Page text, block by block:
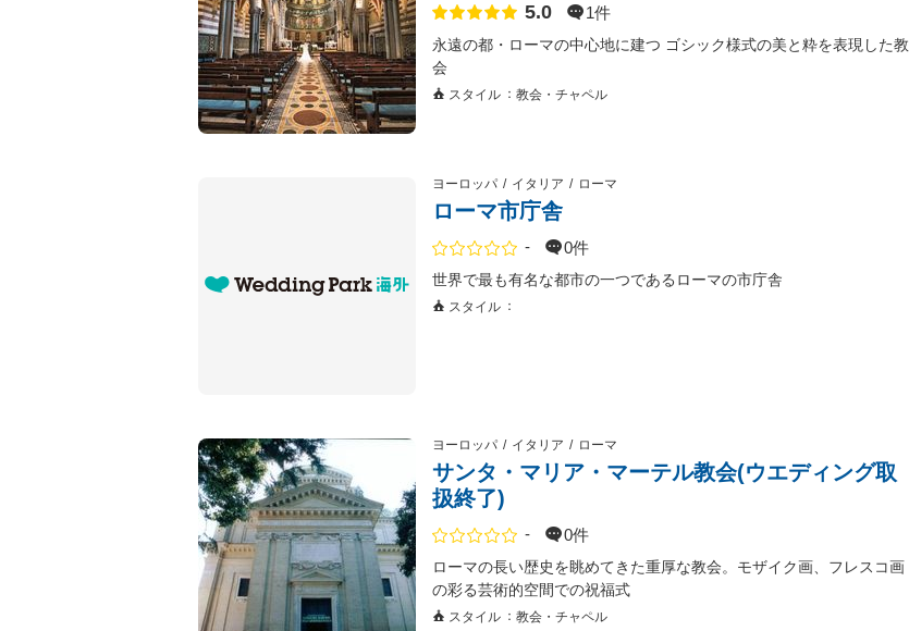
点数
5.0 1件
永遠の都・ローマの中心地に建つ ゴシック様式の美と粋を表現した教
会
スタイル 教会・チャペル
ヨーロッパ イタリア ローマ
ローマ市庁舎
点数
- 0件
世界で最も有名な都市の一つであるローマの市庁舎
スタイル
ヨーロッパ イタリア ローマ
サンタ・マリア・マーテル教会(ウエディング取
扱終了)
点数
- 0件
ローマの長い歴史を眺めてきた重厚な教会。モザイク画、フレスコ画
の彩る芸術的空間での祝福式
スタイル 教会・チャペル